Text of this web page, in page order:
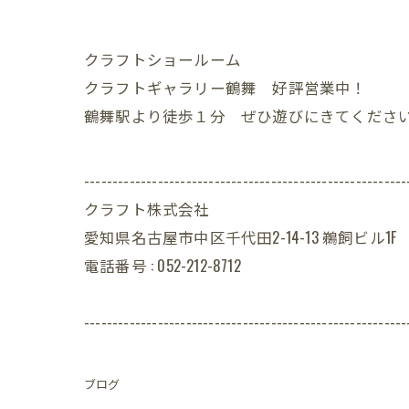
クラフトショールーム
クラフトギャラリー鶴舞 好評営業中！
鶴舞駅より徒歩１分 ぜひ遊びにきてください
クラフト株式会社
愛知県名古屋市中区千代田2-14-13 鵜飼ビル1F
電話番号 : 052-212-8712
ブログ